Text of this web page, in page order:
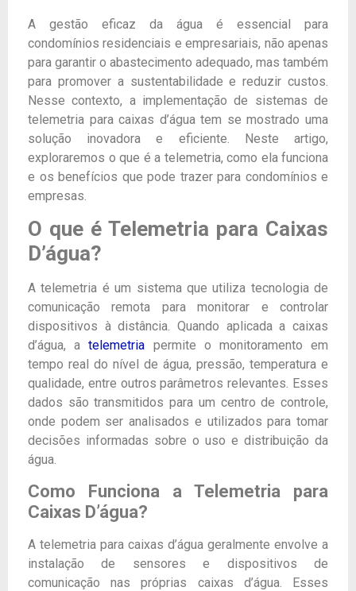
A gestão eficaz da água é essencial para
condomínios residenciais e empresariais, não apenas
para garantir o abastecimento adequado, mas também
para promover a sustentabilidade e reduzir custos.
Nesse contexto, a implementação de sistemas de
telemetria para caixas d’água tem se mostrado uma
solução inovadora e eficiente. Neste artigo,
exploraremos o que é a telemetria, como ela funciona
e os benefícios que pode trazer para condomínios e
empresas.
O que é Telemetria para Caixas
D’água?
A telemetria é um sistema que utiliza tecnologia de
comunicação remota para monitorar e controlar
dispositivos à distância. Quando aplicada a caixas
d’água, atelemetria permite o monitoramento em
tempo real do nível de água, pressão, temperatura e
qualidade, entre outros parâmetros relevantes. Esses
dados são transmitidos para um centro de controle,
onde podem ser analisados e utilizados para tomar
decisões informadas sobre o uso e distribuição da
água.
Como Funciona a Telemetria para
Caixas D’água?
A telemetria para caixas d’água geralmente envolve a
instalação de sensores e dispositivos de
comunicação nas próprias caixas d’água. Esses